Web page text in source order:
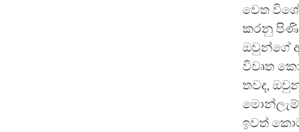
වෙත
කරනු
ඔවුන්ගේ
විවෘත
තවද,
මොන්ලැම්
ඉවත්